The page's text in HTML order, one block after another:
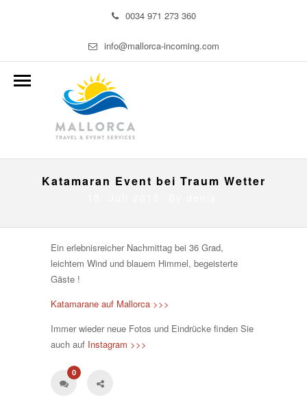
0034 971 273 360
info@mallorca-incoming.com
Katamaran Event bei Traum Wetter
Ein erlebnisreicher Nachmittag bei 36 Grad,
leichtem Wind und blauem Himmel, begeisterte
Gäste !
Katamarane auf Mallorca >>>
Immer wieder neue Fotos und Eindrücke finden Sie
auch auf Instagram >>>
0